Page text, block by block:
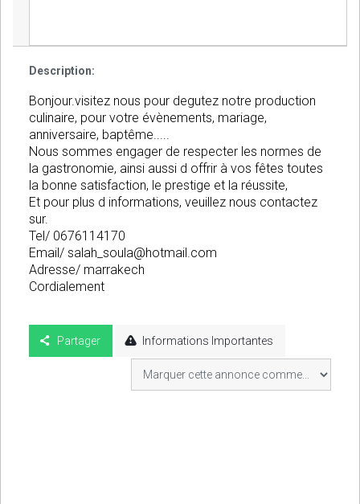
Description:
Bonjour.visitez nous pour degutez notre production
culinaire, pour votre évènements, mariage,
anniversaire, baptême.....
Nous sommes engager de respecter les normes de
la gastronomie, ainsi aussi d offrir à vos fêtes toutes
la bonne satisfaction, le prestige et la réussite,
Et pour plus d informations, veuillez nous contactez
sur.
Tel/ 0676114170
Email/ salah_soula@hotmail.com
Adresse/ marrakech
Cordialement
Partager Informations Importantes